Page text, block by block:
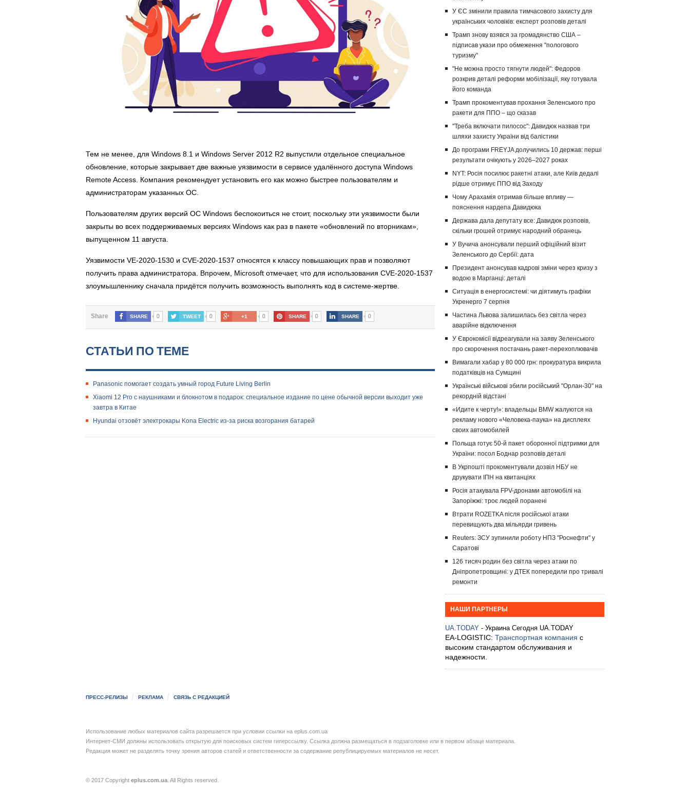
Тем не менее, для Windows 8.1 и Windows Server 2012 R2 выпустили отдельное специальное
обновление, которые закрывает две важные уязвимости в сервисе удалённого доступа Windows
Remote Access. Компания рекомендует установить его как можно быстрее пользователям и
администраторам указанных ОС.
Пользователям других версий ОС Windows беспокоиться не стоит, поскольку эти уязвимости были
закрыты во всех поддерживаемых версиях Windows как раз в пакете «обновлений по вторникам»,
выпущенном 11 августа.
Уязвимости VE-2020-1530 и CVE-2020-1537 относятся к классу повышающих прав и позволяют
получить права администратора. Впрочем, Microsoft отмечает, что для использования CVE-2020-1537
злоумышленнику сначала придётся получить возможность выполнять код в системе-жертве.
Share SHARE 0 TWEET 0 +1 0 SHARE 0 SHARE 0
СТАТЬИ ПО ТЕМЕ
Panasonic помогает создать умный город Future Living Berlin
Xiaomi 12 Pro с наушниками и блокнотом в подарок: специальное издание по цене обычной версии выходит уже
завтра в Китае
Hyundai отзовёт электрокары Kona Electric из-за риска возгорания батарей
У ЄС змінили правила тимчасового захисту для
українських чоловіків: експерт розповів деталі
Трамп знову взявся за громадянство США –
підписав укази про обмеження "пологового
туризму"
"Не можна просто тягнути людей": Федоров
розкрив деталі реформи мобілізації, яку готувала
його команда
Трамп прокоментував прохання Зеленського про
ракети для ППО – що сказав
"Треба включати пилосос": Давидюк назвав три
шляхи захисту України від балістики
До програми FREYJA долучились 10 держав: перші
результати очікують у 2026–2027 роках
NYT: Росія посилює ракетні атаки, але Київ дедалі
рідше отримує ППО від Заходу
Чому Арахамія отримав більше впливу —
пояснення нардепа Давидюка
Держава дала депутату все: Давидюк розповів,
скільки грошей отримує народний обранець
У Вучича анонсували перший офіційний візит
Зеленського до Сербії: дата
Президент анонсував кадрові зміни через кризу з
водою в Марганці: деталі
Ситуація в енергосистемі: чи діятимуть графіки
Укренерго 7 серпня
Частина Львова залишилась без світла через
аварійне відключення
У Єврокомісії відреагували на заяву Зеленського
про скорочення постачань ракет-перехоплювачів
Вимагали хабар у 80 000 грн: прокуратура викрила
податківців на Сумщині
Українські військові збили російський "Орлан-30" на
рекордній відстані
«Идите к черту!»: владельцы BMW жалуются на
рекламу нового «Человека-паука» на дисплеях
своих автомобилей
Польща готує 50-й пакет оборонної підтримки для
України: посол Боднар розповів деталі
В Укрпошті прокоментували дозвіл НБУ не
друкувати ІПН на квитанціях
Росія атакувала FPV-дронами автомобілі на
Запоріжжі: троє людей поранені
Втрати ROZETKA після російської атаки
перевищують два мільярди гривень
Reuters: ЗСУ зупинили роботу НПЗ "Роснефти" у
Саратові
126 тисяч родин без світла через атаки по
Дніпропетровщині: у ДТЕК попередили про тривалі
ремонти
НАШИ ПАРТНЕРЫ
UA.TODAY - Украина Сегодня UA.TODAY
EA-LOGISTIC: Транспортная компания с
высоким стандартом обслуживания и
надежности.
ПРЕСС-РЕЛИЗЫ РЕКЛАМА СВЯЗЬ С РЕДАКЦИЕЙ
Использование любых материалов сайта разрешается при условии ссылки на eplus.com.ua
Интернет-СМИ должны использовать открытую для поисковых систем гиперссылку. Ссылка должна размещаться в подзаголовке или в первом абзаце материала.
Редакция может не разделять точку зрения авторов статей и ответственности за содержание републицируемых материалов не несет.
© 2017 Copyright eplus.com.ua. All Rights reserved.